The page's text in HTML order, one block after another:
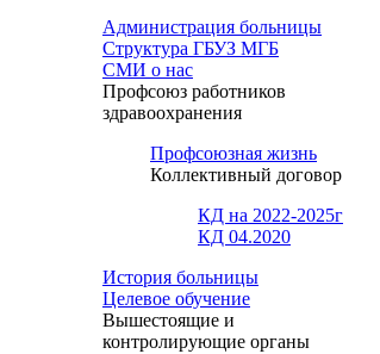
Администрация больницы
Структура ГБУЗ МГБ
СМИ о нас
Профсоюз работников
здравоохранения
Профсоюзная жизнь
Коллективный договор
КД на 2022-2025г
КД 04.2020
История больницы
Целевое обучение
Вышестоящие и
контролирующие органы